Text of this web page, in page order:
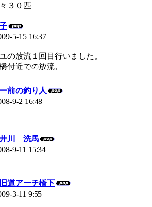
３０匹
5-15 16:37
の放流１回目行いました。
付近での放流。
前の釣り人
9-2 16:48
井川 洗馬
9-11 15:34
道アーチ橋下
3-11 9:55